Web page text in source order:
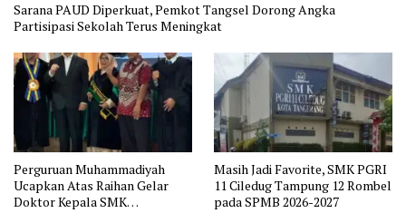
Sarana PAUD Diperkuat, Pemkot Tangsel Dorong Angka
Partisipasi Sekolah Terus Meningkat
Perguruan Muhammadiyah
Ucapkan Atas Raihan Gelar
Doktor Kepala SMK
Masih Jadi Favorite, SMK PGRI
11 Ciledug Tampung 12 Rombel
pada SPMB 2026-2027